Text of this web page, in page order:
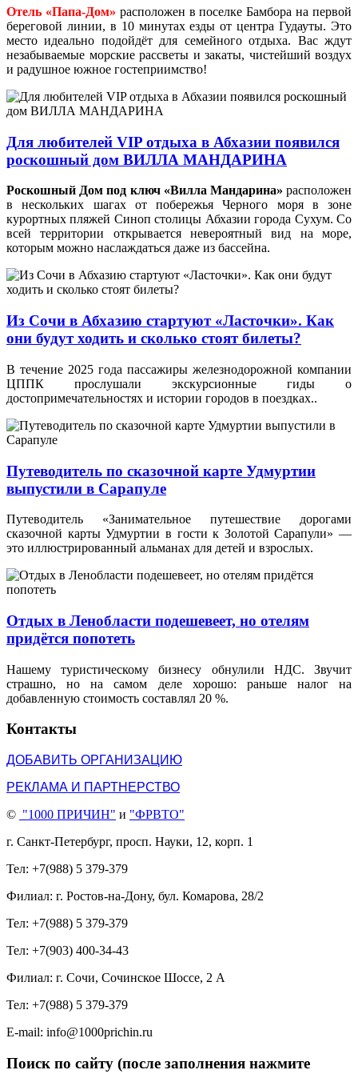
Отель «Папа-Дом» расположен в поселке Бамбора на первой
береговой линии, в 10 минутах езды от центра Гудауты. Это
место идеально подойдёт для семейного отдыха. Вас ждут
незабываемые морские рассветы и закаты, чистейший воздух
и радушное южное гостеприимство!
Для любителей VIP отдыха в Абхазии появился
роскошный дом ВИЛЛА МАНДАРИНА
Роскошный Дом под ключ «Вилла Мандарина» расположен
в нескольких шагах от побережья Черного моря в зоне
курортных пляжей Синоп столицы Абхазии города Сухум. Со
всей территории открывается невероятный вид на море,
которым можно наслаждаться даже из бассейна.
Из Сочи в Абхазию стартуют «Ласточки». Как
они будут ходить и сколько стоят билеты?
В течение 2025 года пассажиры железнодорожной компании
ЦППК прослушали экскурсионные гиды о
достопримечательностях и истории городов в поездках..
Путеводитель по сказочной карте Удмуртии
выпустили в Сарапуле
Путеводитель «Занимательное путешествие дорогами
сказочной карты Удмуртии в гости к Золотой Сарапули» —
это иллюстрированный альманах для детей и взрослых.
Отдых в Ленобласти подешевеет, но отелям
придётся попотеть
Нашему туристическому бизнесу обнулили НДС. Звучит
страшно, но на самом деле хорошо: раньше налог на
добавленную стоимость составлял 20 %.
Контакты
ДОБАВИТЬ ОРГАНИЗАЦИЮ
РЕКЛАМА И ПАРТНЕРСТВО
© "1000 ПРИЧИН" и "ФРВТО"
г. Санкт-Петербург, просп. Науки, 12, корп. 1
Тел: +7(988) 5 379-379
Филиал: г. Ростов-на-Дону, бул. Комарова, 28/2
Тел: +7(988) 5 379-379
Тел: +7(903) 400-34-43
Филиал: г. Сочи, Сочинское Шоссе, 2 А
Тел: +7(988) 5 379-379
E-mail: info@1000prichin.ru
Поиск по сайту (после заполнения нажмите